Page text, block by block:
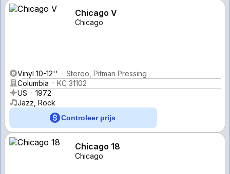
Chicago V
Chicago
Vinyl 10-12''
Stereo, Pitman Pressing
Columbia
KC 31102
US
1972
Jazz, Rock
Controleer prijs
Chicago 18
Chicago